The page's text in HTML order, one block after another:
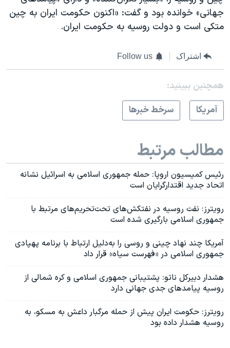
جهانی» خوانده بود و گفت: «اکنون حکومت ایران به چین
متکی است و دولت روسیه به حکومت ایران.
اشتراک Follow us
همچنبن ببینید:
آمريکا
سرخط خبرها
مطالب مرتبط
رئیس کمیسیون اروپا: حمله جمهوری اسلامی به اسرائیل نشانه
اتحاد جدید اقتدارگرایان است
رویترز: نفت روسیه در نفتکش‌های تحت‌تحریم‌های مرتبط با
جمهوری اسلامی بارگیری شده است
آمریکا چند نهاد چینی و روسی را به‌دلیل ارتباط با برنامه پهپادی
جمهوری اسلامی در «فهرست سیاه» قرار داد
هشدار دبیرکل ناتو: پشتیبانی جمهوری اسلامی و کره شمالی از
روسیه پیامدهای جدی جهانی دارد
رویترز: حکومت ایران پیش از حمله مرگبار داعش به مسکو، به
روسیه هشدار داده بود